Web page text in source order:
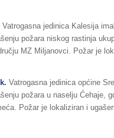
Vatrogasna jedinica Kalesija
požara niskog rastinja
MZ Miljanovci. Požar je
Vatrogasna jedinica općine
požara u naselju Ćehaje,
Požar je lokaliziran i